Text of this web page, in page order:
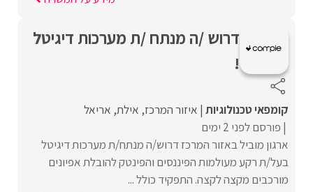
דרוש /ה מנתח /ת מערכות דיגיטל
!
קומפאי טכנולוגיות איזור המרכז אילת אריאל
פורסם לפני 2 ימים
ארגון מוביל באזור המרכז דרוש/ה מנתח/ת מערכות דיגיטל
בעל/ת רקע מעולמות הפיננסים והפינטק להובלת אפיונים
מורכבים מקצה לקצה. התפקיד כולל ...